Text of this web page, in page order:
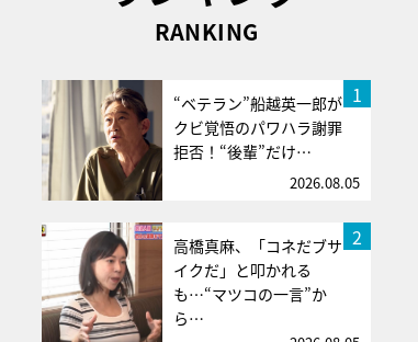
RANKING
1
“ベテラン”船越英一郎が
クビ覚悟のパワハラ謝罪
拒否！“後輩”だけ…
2026.08.05
2
高橋真麻、「コネだブサ
イクだ」と叩かれる
も…“マツコの一言”か
ら…